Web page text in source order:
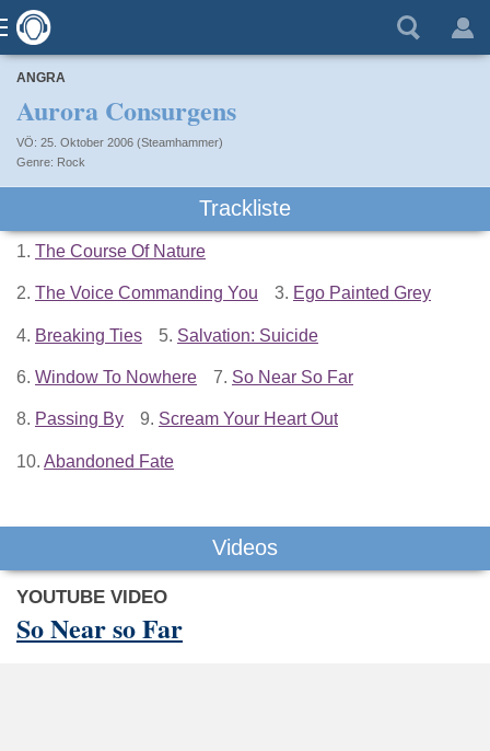
ANGRA
Aurora Consurgens
VÖ: 25. Oktober 2006 (Steamhammer)
Rock
Trackliste
1. The Course Of Nature
2. The Voice Commanding You 3. Ego Painted Grey
4. Breaking Ties 5. Salvation: Suicide
6. Window To Nowhere 7. So Near So Far
8. Passing By 9. Scream Your Heart Out
10. Abandoned Fate
Videos
YOUTUBE VIDEO
So Near so Far